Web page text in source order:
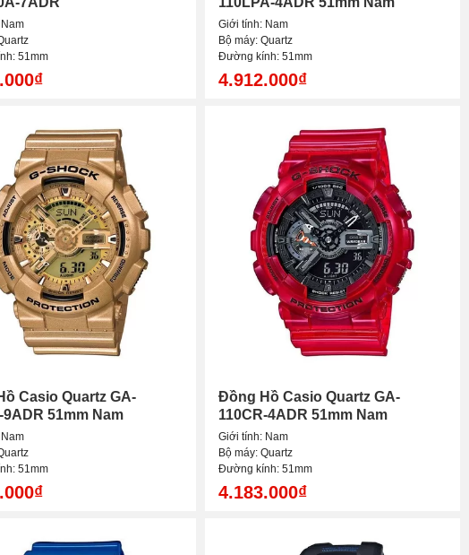
51mm
Giới tính: Nam
Bộ máy: Quartz
Đường kính: 51mm
4.912.000₫
Casio Quartz GA-
9ADR 51mm Nam
51mm
Đồng Hồ Casio Quartz GA-
110CR-4ADR 51mm Nam
Giới tính: Nam
Bộ máy: Quartz
Đường kính: 51mm
4.183.000₫